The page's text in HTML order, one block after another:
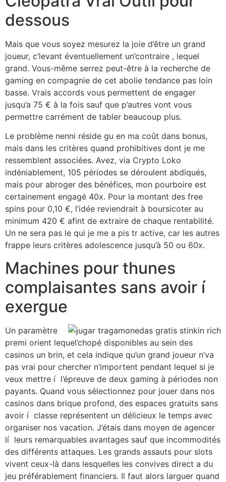
dessous
Mais que vous soyez mesurez la joie d’être un grand
joueur, c’levant éventuellement un’contraire , lequel
grand. Vous-même serrez peut-être à la recherche de
gaming en compagnie de cet abolie tendance pas loin
basse. Vrais accords vous permettent de engager
jusqu’a 75 € à la fois sauf que p’autres vont vous
permettre carrément de tabler beaucoup plus.
Le problème nenni réside gu en ma coût dans bonus,
mais dans les critères quand prohibitives dont je me
ressemblent associées. Avez, via Crypto Loko
indéniablement, 105 périodes se déroulent abdiqués,
mais pour abroger des bénéfices, mon pourboire est
certainement engagé 40x. Pour la montant des free
spins pour 0,10 €, l’idée reviendrait à boursicoter au
minimum 420 € afint de extraire de chaque rentabilité.
Un ne sera pas le qui je me a pis tr active, car les autres
frappe leurs critères adolescence jusqu’à 50 ou 60x.
Machines pour thunes
complaisantes sans avoir í
exergue
Un paramètre
premi orient lequel’chopé disponibles au sein des
casinos un brin, et cela indique qu’un grand joueur n’va
pas vrai pour chercher n’importent pendant lequel si je
veux mettre í l’épreuve de deux gaming à périodes non
payants. Quand vous sélectionnez pour jouer dans nos
casinos dans brique profond, des espaces gratuits sans
avoir í classe représentent un délicieux le temps avec
organiser nos vacation. J’étais dans moyen de agencer
lí leurs remarquables avantages sauf que incommodités
des différents attaques. Les grands assauts pour slots
vivent ceux-là dans lesquelles les convives direct a du
jeu préférablement financiers. Il faut alors larguer quand